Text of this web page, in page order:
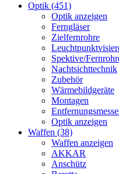
Optik (451)
Optik anzeigen
Ferngläser
Zielfernrohre
Spektive/
Nachtsichttechnik
Zubehör
Wärmebildgeräte
Montagen
Optik anzeigen
Waffen (38)
Waffen anzeigen
AKKAR
Anschütz